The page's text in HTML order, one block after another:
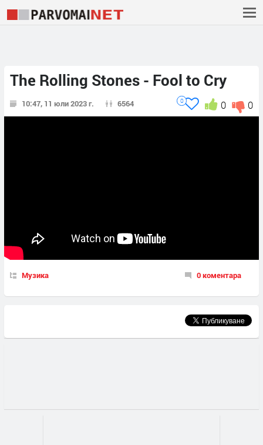
The Rolling Stones - Fool to Cry
10:47, 11 юли 2023 г. 6564 0
0
0
Музика 0 коментара